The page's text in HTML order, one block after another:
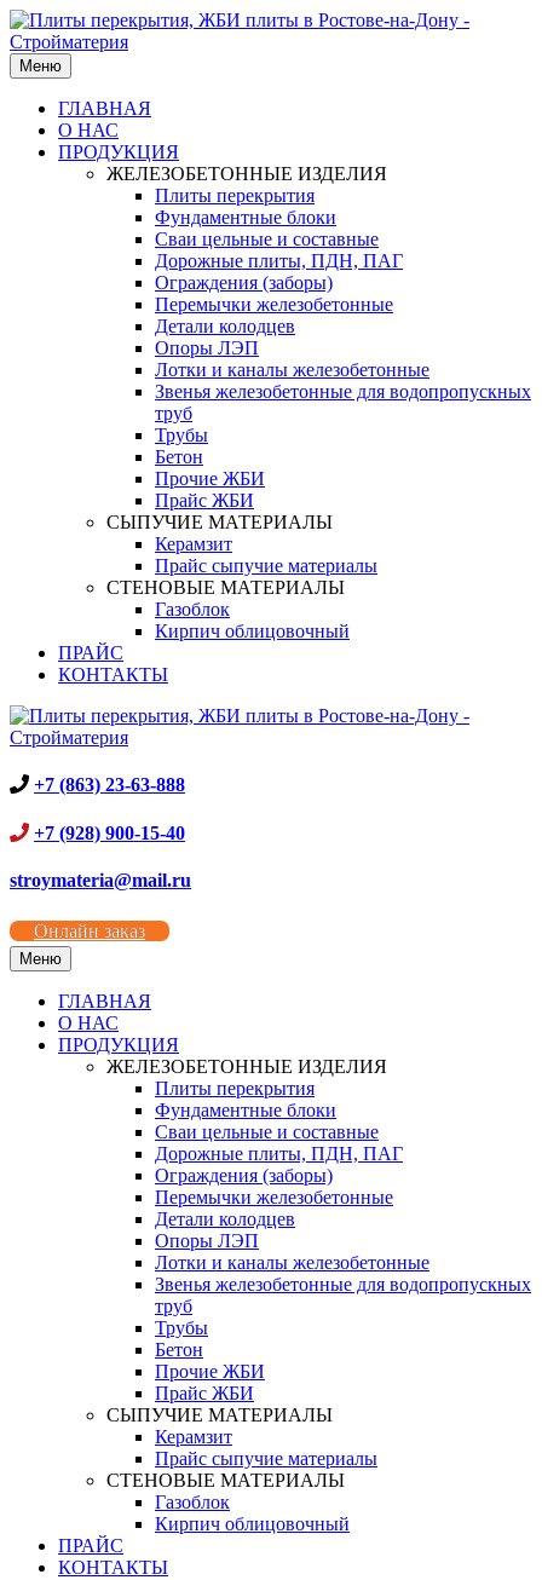
Меню
ГЛАВНАЯ
О НАС
ПРОДУКЦИЯ
ЖЕЛЕЗОБЕТОННЫЕ ИЗДЕЛИЯ
Плиты перекрытия
Фундаментные блоки
Сваи цельные и составные
Дорожные плиты, ПДН, ПАГ
Ограждения (заборы)
Перемычки железобетонные
Детали колодцев
Опоры ЛЭП
Лотки и каналы железобетонные
Звенья железобетонные для водопропускных
труб
Трубы
Бетон
Прочие ЖБИ
Прайс ЖБИ
СЫПУЧИЕ МАТЕРИАЛЫ
Керамзит
Прайс сыпучие материалы
СТЕНОВЫЕ МАТЕРИАЛЫ
Газоблок
Кирпич облицовочный
ПРАЙС
КОНТАКТЫ
+7 (863) 23-63-888
+7 (928) 900-15-40
stroymateria@mail.ru
Онлайн заказ
Меню
ГЛАВНАЯ
О НАС
ПРОДУКЦИЯ
ЖЕЛЕЗОБЕТОННЫЕ ИЗДЕЛИЯ
Плиты перекрытия
Фундаментные блоки
Сваи цельные и составные
Дорожные плиты, ПДН, ПАГ
Ограждения (заборы)
Перемычки железобетонные
Детали колодцев
Опоры ЛЭП
Лотки и каналы железобетонные
Звенья железобетонные для водопропускных
труб
Трубы
Бетон
Прочие ЖБИ
Прайс ЖБИ
СЫПУЧИЕ МАТЕРИАЛЫ
Керамзит
Прайс сыпучие материалы
СТЕНОВЫЕ МАТЕРИАЛЫ
Газоблок
Кирпич облицовочный
ПРАЙС
КОНТАКТЫ